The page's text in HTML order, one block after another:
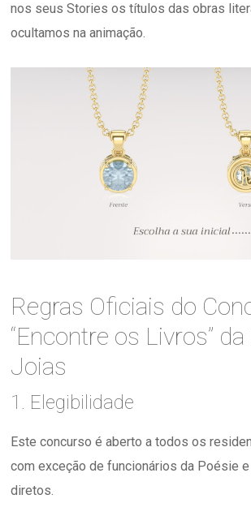
nos seus Stories os títulos das obras
ocultamos na animação.
Regras Oficiais do
“Encontre os Livros”
Joias
1. Elegibilidade
Este concurso é aberto a todos os
com exceção de funcionários da Poésie
diretos.